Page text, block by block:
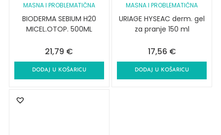
MASNA I PROBLEMATIČNA
BIODERMA SEBIUM H20
MICEL.OTOP. 500ML
21,79 €
DODAJ U KOŠARICU
MASNA I PROBLEMATIČNA
URIAGE HYSEAC derm. gel
za pranje 150 ml
17,56 €
DODAJ U KOŠARICU